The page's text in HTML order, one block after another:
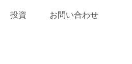
投資 お問い合わせ